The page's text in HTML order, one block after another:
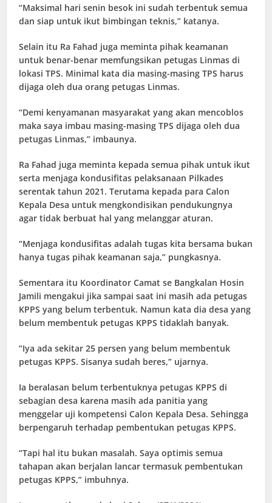
“Maksimal hari senin besok ini sudah terbentuk semua
dan siap untuk ikut bimbingan teknis,” katanya.
Selain itu Ra Fahad juga meminta pihak keamanan
untuk benar-benar memfungsikan petugas Linmas di
lokasi TPS. Minimal kata dia masing-masing TPS harus
dijaga oleh dua orang petugas Linmas.
“Demi kenyamanan masyarakat yang akan mencoblos
maka saya imbau masing-masing TPS dijaga oleh dua
petugas Linmas,” imbaunya.
Ra Fahad juga meminta kepada semua pihak untuk ikut
serta menjaga kondusifitas pelaksanaan Pilkades
serentak tahun 2021. Terutama kepada para Calon
Kepala Desa untuk mengkondisikan pendukungnya
agar tidak berbuat hal yang melanggar aturan.
“Menjaga kondusifitas adalah tugas kita bersama bukan
hanya tugas pihak keamanan saja,” pungkasnya.
Sementara itu Koordinator Camat se Bangkalan Hosin
Jamili mengakui jika sampai saat ini masih ada petugas
KPPS yang belum terbentuk. Namun kata dia desa yang
belum membentuk petugas KPPS tidaklah banyak.
“Iya ada sekitar 25 persen yang belum membentuk
petugas KPPS. Sisanya sudah beres,” ujarnya.
Ia beralasan belum terbentuknya petugas KPPS di
sebagian desa karena masih ada panitia yang
menggelar uji kompetensi Calon Kepala Desa. Sehingga
berpengaruh terhadap pembentukan petugas KPPS.
“Tapi hal itu bukan masalah. Saya optimis semua
tahapan akan berjalan lancar termasuk pembentukan
petugas KPPS,” imbuhnya.